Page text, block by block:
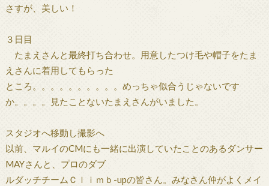
さすが、美しい！
３日目
たまえさんと最終打ち合わせ。用意したつけ毛や帽子をたま
えさんに着用してもらった
ところ。。。。。。。。。。めっちゃ似合うじゃないです
か。。。。見たことないたまえさんがいました。
スタジオへ移動し撮影へ
以前、マルイのCMにも一緒に出演していたことのあるダンサー
MAYさんと、プロのダブ
ルダッチチームＣｌｉｍｂ-upの皆さん。みなさん仲がよくメイ